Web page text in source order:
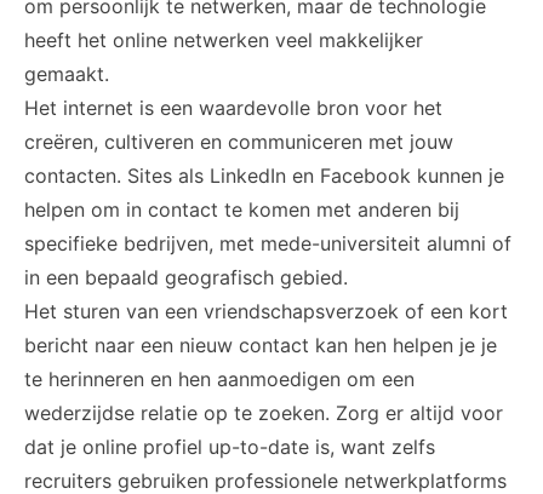
om persoonlijk te netwerken, maar de technologie
heeft het online netwerken veel makkelijker
gemaakt.
Het internet is een waardevolle bron voor het
creëren, cultiveren en communiceren met jouw
contacten. Sites als LinkedIn en Facebook kunnen je
helpen om in contact te komen met anderen bij
specifieke bedrijven, met mede-universiteit alumni of
in een bepaald geografisch gebied.
Het sturen van een vriendschapsverzoek of een kort
bericht naar een nieuw contact kan hen helpen je je
te herinneren en hen aanmoedigen om een
wederzijdse relatie op te zoeken. Zorg er altijd voor
dat je online profiel up-to-date is, want zelfs
recruiters gebruiken professionele netwerkplatforms